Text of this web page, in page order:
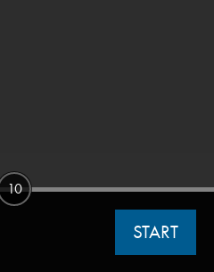
START
10